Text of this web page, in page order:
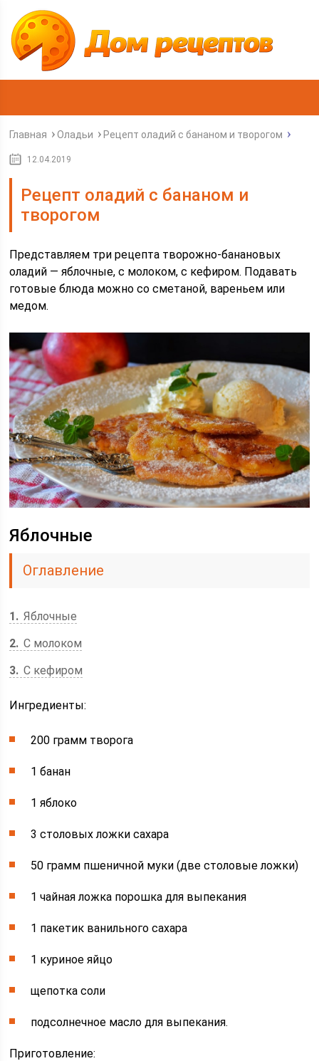
Главная Оладьи Рецепт оладий с бананом и творогом
12.04.2019
Рецепт оладий с бананом и
творогом
Представляем три рецепта творожно-банановых
оладий — яблочные, с молоком, с кефиром. Подавать
готовые блюда можно со сметаной, вареньем или
медом.
Яблочные
Оглавление
1
Яблочные
2 С молоком
3 С кефиром
Ингредиенты:
200 грамм творога
1 банан
1 яблоко
3 столовых ложки сахара
50 грамм пшеничной муки (две столовые ложки)
1 чайная ложка порошка для выпекания
1 пакетик ванильного сахара
1 куриное яйцо
щепотка соли
подсолнечное масло для выпекания.
Приготовление: